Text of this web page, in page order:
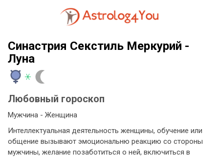
Синастрия Секстиль Меркурий -
Луна
Любовный гороскоп
Мужчина - Женщина
Интеллектуальная деятельность женщины, обучение или
общение вызывают эмоциональню реакцию со стороны
мужчины, желание позаботиться о ней, включиться в